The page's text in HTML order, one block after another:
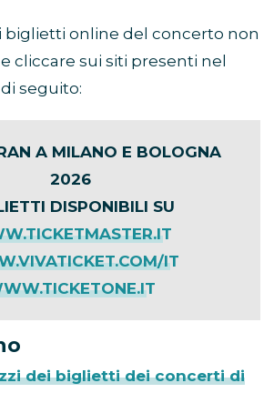
biglietti online del concerto non
cliccare sui siti presenti nel
seguito:
A MILANO E BOLOGNA
2026
DISPONIBILI SU
IT
dei biglietti dei concerti di